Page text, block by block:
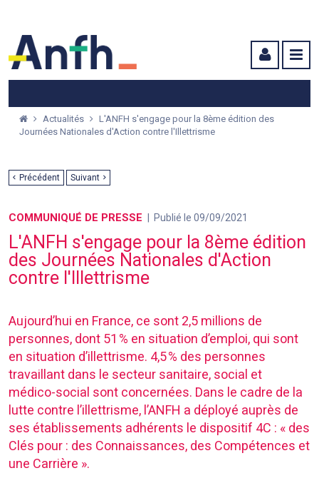
Actualités
L'ANFH s'engage pour la 8ème édition des
Journées Nationales d'Action contre l'Illettrisme
Précédent Suivant
COMMUNIQUÉ DE PRESSE Publié le 09/09/2021
L'ANFH s'engage pour la 8ème édition
des Journées Nationales d'Action
contre l'Illettrisme
Aujourd’hui en France, ce sont 2,5 millions de
personnes, dont 51 % en situation d’emploi, qui sont
en situation d’illettrisme. 4,5 % des personnes
travaillant dans le secteur sanitaire, social et
médico-social sont concernées. Dans le cadre de la
lutte contre l’illettrisme, l’ANFH a déployé auprès de
ses établissements adhérents le dispositif 4C : « des
Clés pour : des Connaissances, des Compétences et
une Carrière ».